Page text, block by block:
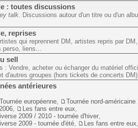
: toutes discussions
talk . Discussions autour d'un titre ou d'un
reprises
qui reprennent DM, artistes repris par
liens...
sell
: Vendre, acheter ou échanger du matériel
d'autres groupes (hors tickets de concerts DM)
antérieures
Tournée européenne
Tournée nord-américaine
Les fans entre eux
2009 / 2010 - tournée d'hiver
2009 - tournée d'été
Les fans entre eux